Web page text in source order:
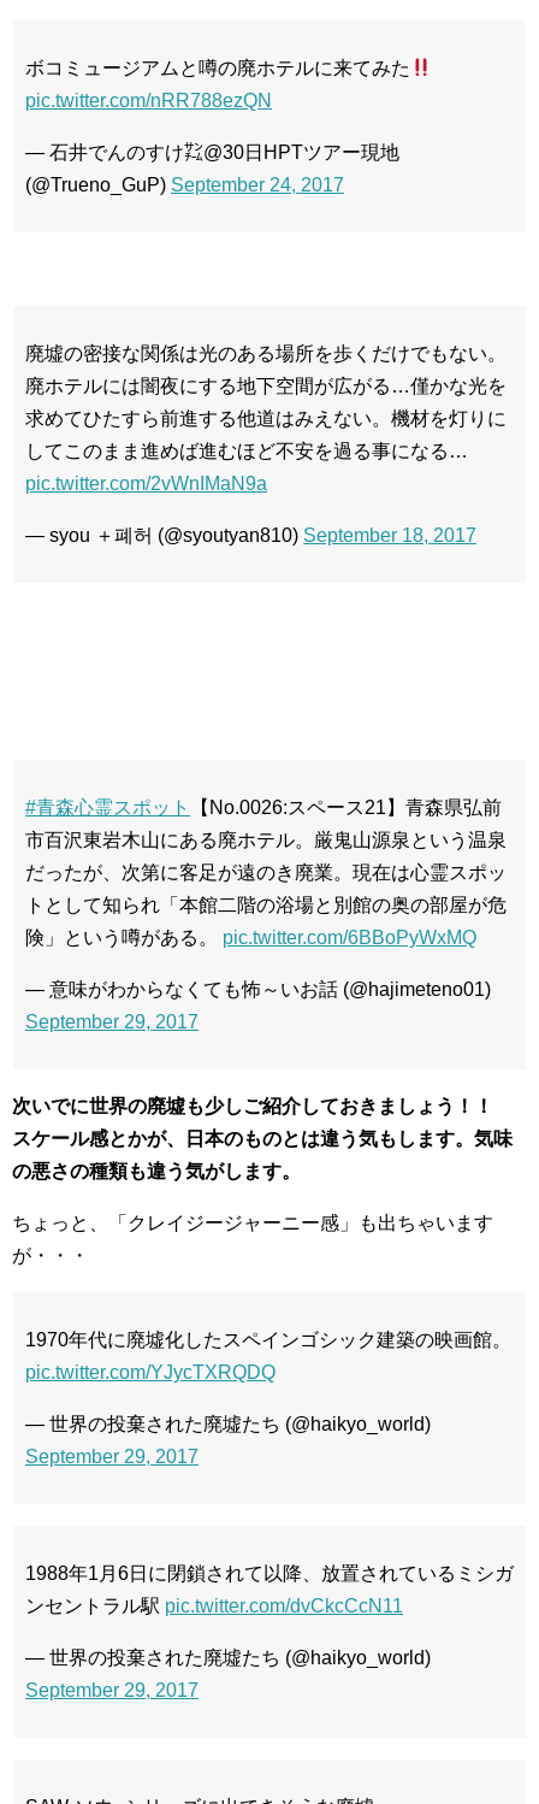
ボコミュージアムと噂の廃ホテルに来てみた
pic.twitter.com/nRR788ezQN
— 石井でんのすけ㌠@30日HPTツアー現地
(@Trueno_GuP) September 24, 2017
廃墟の密接な関係は光のある場所を歩くだけでもない。
廃ホテルには闇夜にする地下空間が広がる…僅かな光を
求めてひたすら前進する他道はみえない。機材を灯りに
してこのまま進めば進むほど不安を過る事になる…
pic.twitter.com/2vWnIMaN9a
— syou ＋폐허 (@syoutyan810) September 18, 2017
#青森心霊スポット
【No.0026:スペース21】青森県弘前
市百沢東岩木山にある廃ホテル。厳鬼山源泉という温泉
だったが、次第に客足が遠のき廃業。現在は心霊スポッ
トとして知られ「本館二階の浴場と別館の奥の部屋が危
険」という噂がある。 pic.twitter.com/6BBoPyWxMQ
— 意味がわからなくても怖～いお話 (@hajimeteno01)
September 29, 2017
次いでに世界の廃墟も少しご紹介しておきましょう！！
スケール感とかが、日本のものとは違う気もします。気味
の悪さの種類も違う気がします。
ちょっと、「クレイジージャーニー感」も出ちゃいます
が・・・
1970年代に廃墟化したスペインゴシック建築の映画館。
pic.twitter.com/YJycTXRQDQ
— 世界の投棄された廃墟たち (@haikyo_world)
September 29, 2017
1988年1月6日に閉鎖されて以降、放置されているミシガ
ンセントラル駅 pic.twitter.com/dvCkcCcN11
— 世界の投棄された廃墟たち (@haikyo_world)
September 29, 2017